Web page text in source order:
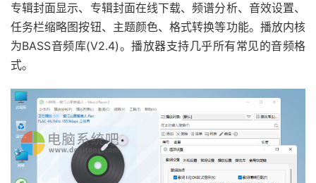
专辑封面显示、专辑封面在线下载、频谱分析、音效设置、
任务栏缩略图按钮、主题颜色、格式转换等功能。播放内核
为BASS音频库(V2.4)。播放器支持几乎所有常见的音频格
式。